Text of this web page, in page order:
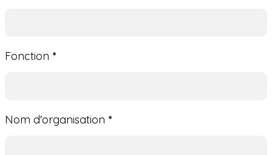
Fonction *
Nom d'organisation *